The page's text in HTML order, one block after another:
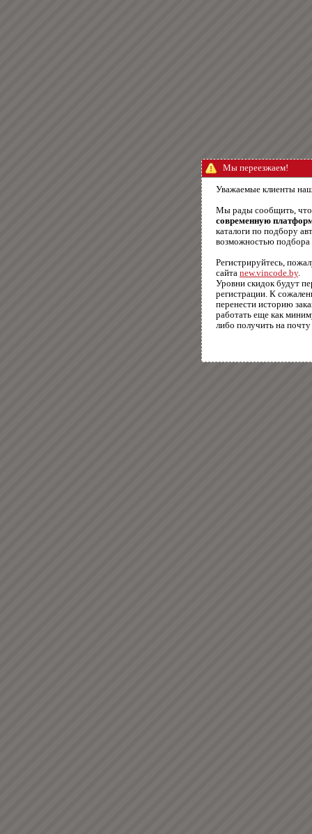
Мы переезжаем!
Уважаемые клиенты
Мы рады сообщить,
современную
каталоги по подбору
возможностью подбора
Регистрируйтесь,
сайта new.vincode.by.
Уровни скидок будут
регистрации. К
перенести историю
работать еще как
либо получить на